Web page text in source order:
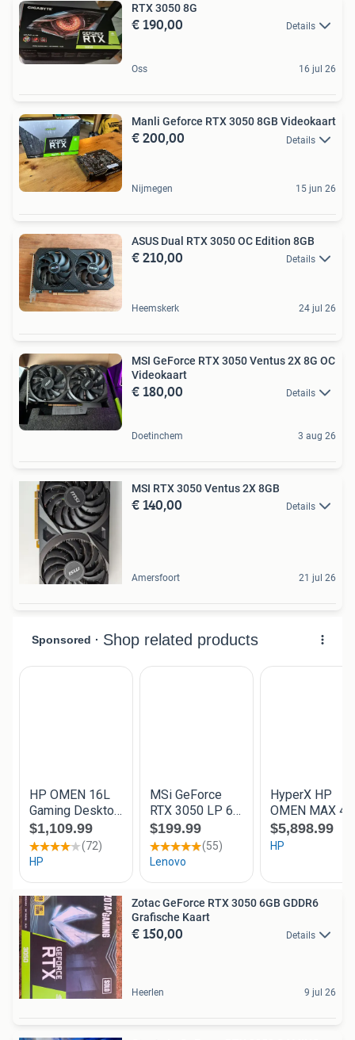
RTX 3050 8G
€ 190,00 Details
Oss 16 jul 26
Manli Geforce RTX 3050 8GB Videokaart
€ 200,00 Details
Nijmegen 15 jun 26
ASUS Dual RTX 3050 OC Edition 8GB
€ 210,00 Details
Heemskerk 24 jul 26
MSI GeForce RTX 3050 Ventus 2X 8G OC
Videokaart
€ 180,00 Details
Doetinchem 3 aug 26
MSI RTX 3050 Ventus 2X 8GB
€ 140,00 Details
Amersfoort 21 jul 26
Zotac GeForce RTX 3050 6GB GDDR6
Grafische Kaart
€ 150,00 Details
Heerlen 9 jul 26